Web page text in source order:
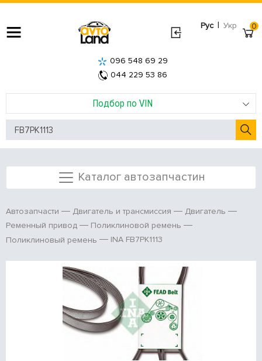
Рус | Укр
Подбор по VIN
096 548 69 29
044 229 53 86
0
Каталог автозапчастин
Автозапчасти Двигатель и трансмиссия
Двигатель
Ременный привод
Поликлиновой ремень
Поликлиновый ремень
INA FB7PK1113